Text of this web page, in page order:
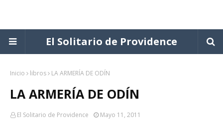
El Solitario de Providence
Inicio libros LA ARMERÍA DE ODÍN
LA ARMERÍA DE ODÍN
El Solitario de Providence Mayo 11, 2011